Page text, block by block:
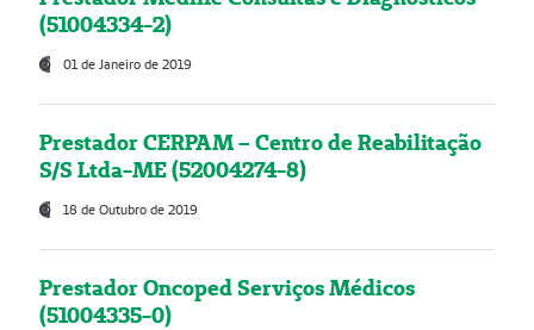
(51004334-2)
01 de Janeiro de 2019
Prestador CERPAM – Centro de Reabilitação
S/S Ltda-ME (52004274-8)
18 de Outubro de 2019
Prestador Oncoped Serviços Médicos
(51004335-0)